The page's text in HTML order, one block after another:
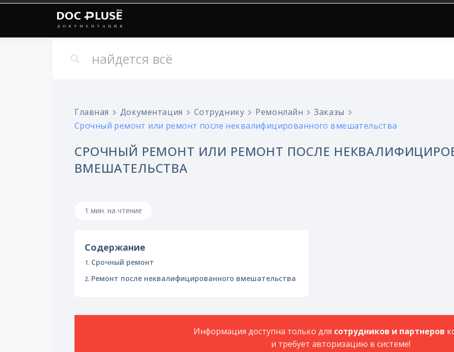
Главная Документация Сотруднику Ремонлайн
Заказы
Срочный ремонт или ремонт после неквалифицированного вмешательства
СРОЧНЫЙ РЕМОНТ ИЛИ РЕМОНТ ПОСЛЕ
ВМЕШАТЕЛЬСТВА
1 мин. на чтение
Содержание
Срочный ремонт
Ремонт после неквалифицированного вмешательства
Информация доступна только для сотрудников и партнеров
и требует авторизацию в системе!